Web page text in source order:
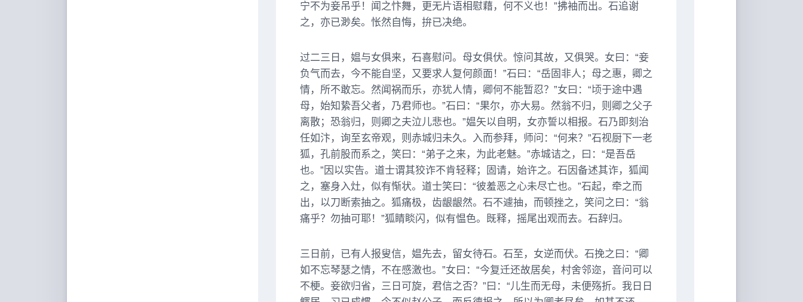
宁不为妾吊乎！闻之忭舞，更无片语相慰藉，何不义也！”拂袖而出。石追谢
之，亦已渺矣。怅然自悔，拚已决绝。
过二三日，媪与女俱来，石喜慰问。母女俱伏。惊问其故，又俱哭。女曰：“妾
负气而去，今不能自坚，又要求人复何颜面！”石曰：“岳固非人；母之惠，卿之
情，所不敢忘。然闻祸而乐，亦犹人情，卿何不能暂忍？”女曰：“顷于途中遇
母，始知絷吾父者，乃君师也。”石曰：“果尔，亦大易。然翁不归，则卿之父子
离散；恐翁归，则卿之夫泣儿悲也。”媪矢以自明，女亦誓以相报。石乃即刻治
任如汴，询至玄帝观，则赤城归未久。入而参拜，师问：“何来？”石视厨下一老
狐，孔前股而系之，笑曰：“弟子之来，为此老魅。”赤城诘之，曰：“是吾岳
也。”因以实告。道士谓其狡诈不肯轻释；固请，始许之。石因备述其诈，狐闻
之，塞身入灶，似有惭状。道士笑曰：“彼羞恶之心未尽亡也。”石起，牵之而
出，以刀断索抽之。狐痛极，齿龈龈然。石不遽抽，而顿挫之，笑问之曰：“翁
痛乎？勿抽可耶！”狐睛睒闪，似有愠色。既释，摇尾出观而去。石辞归。
三日前，已有人报叟信，媪先去，留女待石。石至，女逆而伏。石挽之曰：“卿
如不忘琴瑟之情，不在感激也。”女曰：“今复迁还故居矣，村舍邻迩，音问可以
不梗。妾欲归省，三日可旋，君信之否？”曰：“儿生而无母，未便殇折。我日日